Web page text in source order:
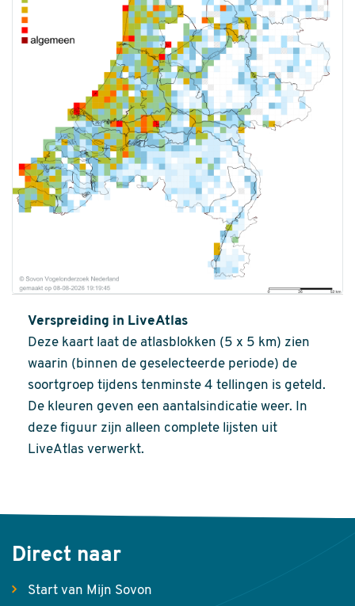
Verspreiding in LiveAtlas
Deze kaart laat de atlasblokken (5 x 5 km) zien
waarin (binnen de geselecteerde periode) de
soortgroep tijdens tenminste 4 tellingen is geteld.
De kleuren geven een aantalsindicatie weer. In
deze figuur zijn alleen complete lijsten uit
LiveAtlas verwerkt.
Direct naar
Start van Mijn Sovon